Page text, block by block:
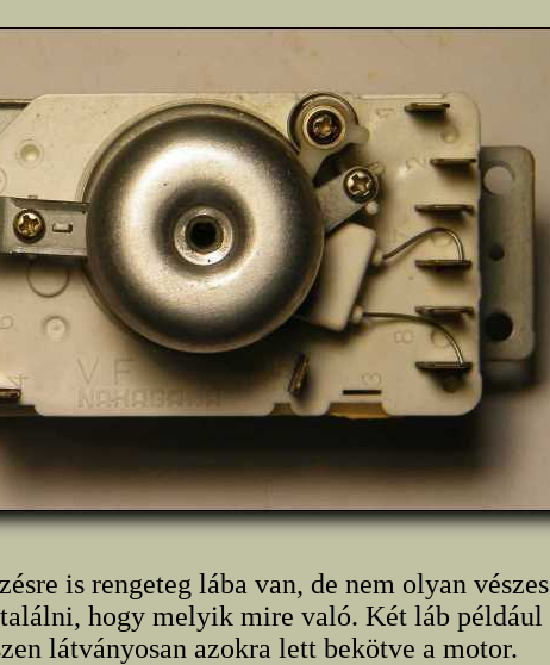
is rengeteg lába van, de nem olyan vészes
hogy melyik mire való. Két láb például
látványosan azokra lett bekötve a motor.